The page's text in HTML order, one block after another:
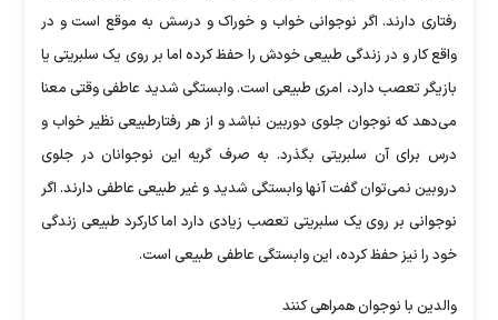
رفتاری دارند. اگر نوجوانی خواب و خوراک و درسش به موقع است و در
واقع کار و در زندگی طبیعی خودش را حفظ کرده اما بر روی یک سلبریتی یا
بازیگر تعصب دارد، امری طبیعی است. وابستگی شدید عاطفی وقتی معنا
می‌دهد که نوجوان جلوی دوربین نباشد و از هر رفتارطبیعی نظیر خواب و
درس برای آن سلبریتی بگذرد. به صرف گریه این نوجوانان در جلوی
دروبین نمی‌توان گفت آنها وابستگی شدید و غیر طبیعی عاطفی دارند. اگر
نوجوانی بر روی یک سلبریتی تعصب زیادی دارد اما کارکرد طبیعی زندگی
خود را نیز حفظ کرده، این وابستگی عاطفی طبیعی است.
والدین با نوجوان همراهی کنند